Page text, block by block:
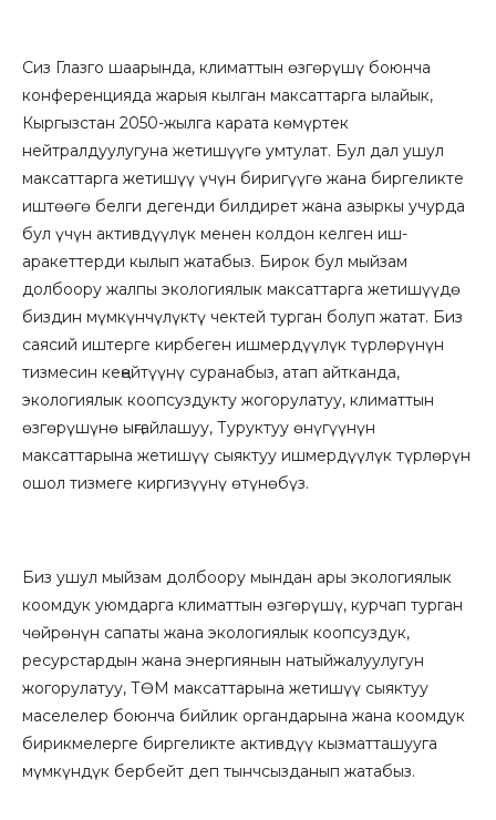
Сиз Глазго шаарында, климаттын өзгөрүшү боюнча
конференцияда жарыя кылган максаттарга ылайык,
Кыргызстан 2050-жылга карата көмүртек
нейтралдуулугуна жетишүүгө умтулат. Бул дал ушул
максаттарга жетишүү үчүн биригүүгө жана биргеликте
иштөөгө белги дегенди билдирет жана азыркы учурда
бул үчүн активдүүлүк менен колдон келген иш-
аракеттерди кылып жатабыз. Бирок бул мыйзам
долбоору жалпы экологиялык максаттарга жетишүүдө
биздин мүмкүнчүлүктү чектей турган болуп жатат. Биз
саясий иштерге кирбеген ишмердүүлүк түрлөрүнүн
тизмесин кеӊейтүүнү суранабыз, атап айтканда,
экологиялык коопсуздукту жогорулатуу, климаттын
өзгөрүшүнө ыӊгайлашуу, Туруктуу өнүгүүнүн
максаттарына жетишүү сыяктуу ишмердүүлүк түрлөрүн
ошол тизмеге киргизүүнү өтүнөбүз.
Биз ушул мыйзам долбоору мындан ары экологиялык
коомдук уюмдарга климаттын өзгөрүшү, курчап турган
чөйрөнүн сапаты жана экологиялык коопсуздук,
ресурстардын жана энергиянын натыйжалуулугун
жогорулатуу, ТӨМ максаттарына жетишүү сыяктуу
маселелер боюнча бийлик органдарына жана коомдук
бирикмелерге биргеликте активдүү кызматташууга
мүмкүндүк бербейт деп тынчсызданып жатабыз.